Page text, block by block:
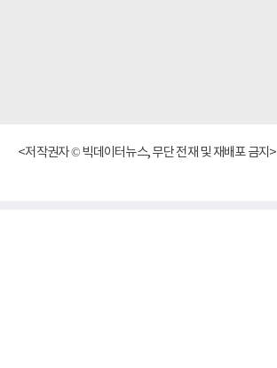
<저작권자 © 빅데이터뉴스, 무단 전재 및 재배포 금지>